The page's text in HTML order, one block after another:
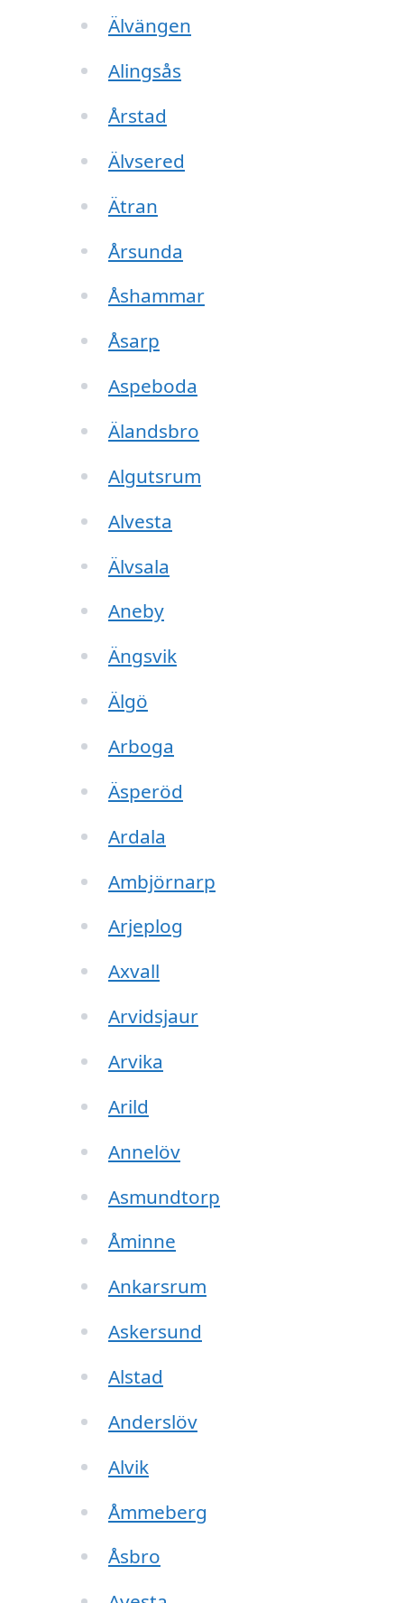
Älvängen
Alingsås
Årstad
Älvsered
Ätran
Årsunda
Åshammar
Åsarp
Aspeboda
Älandsbro
Algutsrum
Alvesta
Älvsala
Aneby
Ängsvik
Älgö
Arboga
Äsperöd
Ardala
Ambjörnarp
Arjeplog
Axvall
Arvidsjaur
Arvika
Arild
Annelöv
Asmundtorp
Åminne
Ankarsrum
Askersund
Alstad
Anderslöv
Alvik
Åmmeberg
Åsbro